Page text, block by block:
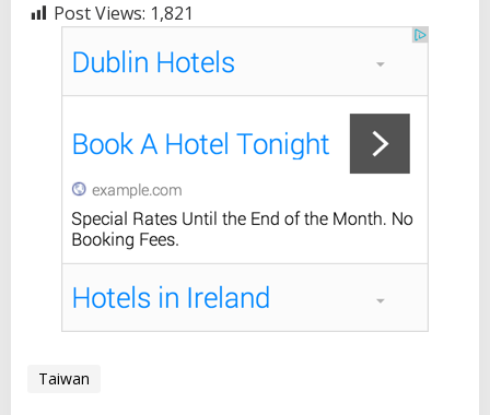
Post Views: 1,821
Taiwan